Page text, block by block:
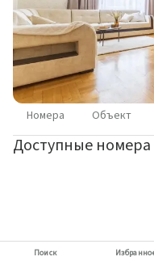
Номера Объект
Доступные номера
Поиск